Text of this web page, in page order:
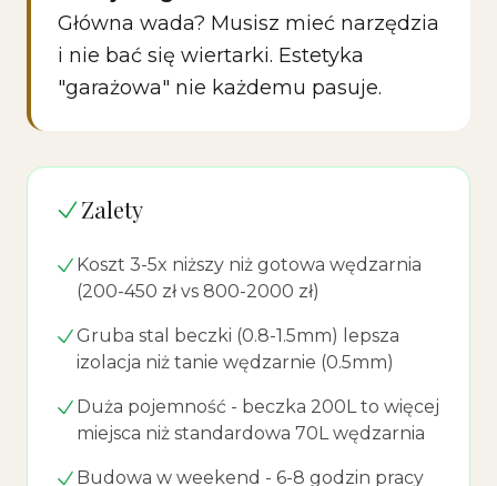
Główna wada? Musisz mieć narzędzia
i nie bać się wiertarki. Estetyka
"garażowa" nie każdemu pasuje.
Zalety
Koszt 3-5x niższy niż gotowa wędzarnia
(200-450 zł vs 800-2000 zł)
Gruba stal beczki (0.8-1.5mm) lepsza
izolacja niż tanie wędzarnie (0.5mm)
Duża pojemność - beczka 200L to więcej
miejsca niż standardowa 70L wędzarnia
Budowa w weekend - 6-8 godzin pracy